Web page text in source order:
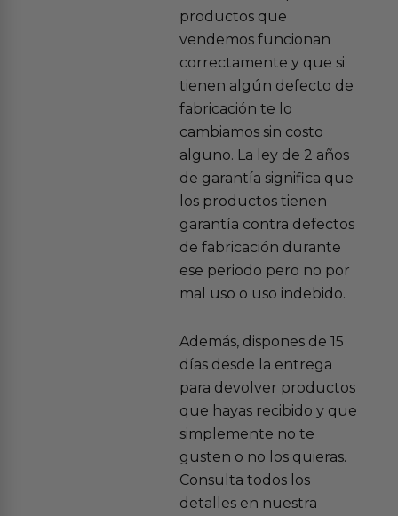
productos que
vendemos funcionan
correctamente y que si
tienen algún defecto de
fabricación te lo
cambiamos sin costo
alguno. La ley de 2 años
de garantía significa que
los productos tienen
garantía contra defectos
de fabricación durante
ese periodo pero no por
mal uso o uso indebido.
Además, dispones de 15
días desde la entrega
para devolver productos
que hayas recibido y que
simplemente no te
gusten o no los quieras.
Consulta todos los
detalles en nuestra